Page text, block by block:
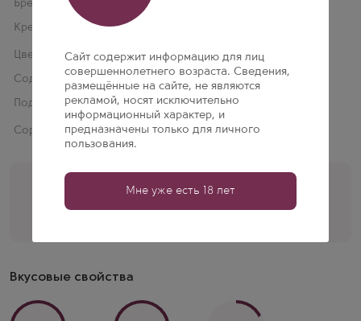
Бренд:
Крепость:
Цвет:
Белое
Содержание сахара:
Сухое
Подарочная упаковка:
Нет
Сорт винограда: Совиньон Блан 100%
+7 (495) 197-77-56
Вкусовые свойства
Сайт содержит информацию для лиц
совершеннолетнего возраста. Сведения,
размещённые на сайте, не являются
рекламой, носят исключительно
информационный характер, и
предназначены только для личного
пользования.
Мне уже есть 18 лет